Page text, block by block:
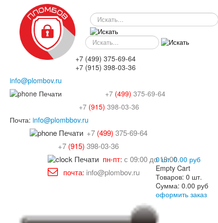
SEARCH
SEARCH-
M
+7 (499) 375-69-64
+7 (915) 398-03-36
info@plombov.ru
+7 (499) 375-69-64
+7 (915) 398-03-36
Почта: info@plombbov.ru
+7 (499) 375-69-64
+7 (915) 398-03-36
пн-пт: с 09:00 до 18:00
почта: info@plombov.ru
0 шт. 0.00 руб
Empty Cart
Товаров: 0 шт.
Cумма: 0.00 руб
оформить заказ